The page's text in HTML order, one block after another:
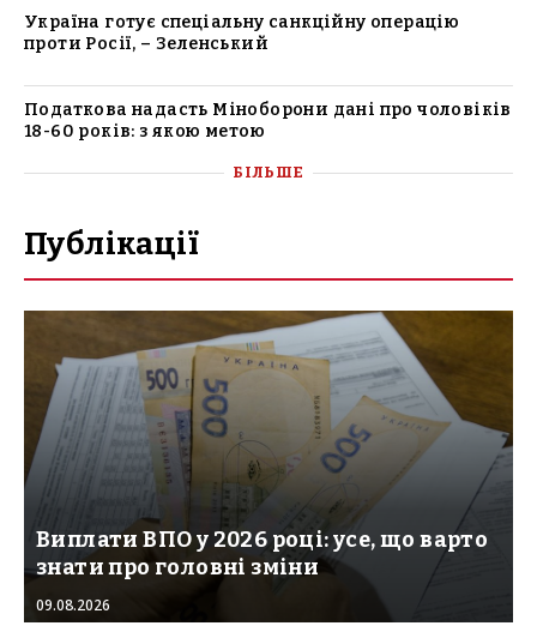
Україна готує спеціальну санкційну операцію
проти Росії, – Зеленський
Податкова надасть Міноборони дані про чоловіків
18-60 років: з якою метою
БІЛЬШЕ
Публікації
Виплати ВПО у 2026 році: усе, що варто
знати про головні зміни
09.08.2026